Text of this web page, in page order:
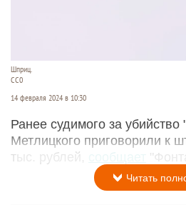
Шприц.
СС0
14 февраля 2024 в 10:30
Ранее судимого за
Метлицкого приговорили к
тыс. рублей,
сообщает
Читать